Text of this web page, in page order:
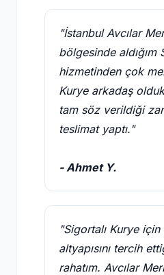
"İstanbul Avcılar
bölgesinde aldığım
hizmetinden çok
Kurye arkadaş
tam söz verildiği
teslimat yaptı."
- Ahmet Y.
"Sigortalı Kurye için
altyapısını tercih
rahatım. Avcılar